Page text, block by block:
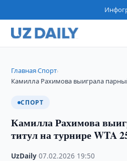
Главная›Спорт›
Камилла Рахимова выиграла
СПОРТ
Камилла Рахимова
титул на турнире WTA
UzDaily ·07.02.2026 19:50